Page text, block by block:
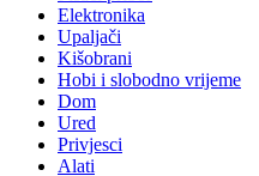
Elektronika
Upaljači
Kišobrani
Hobi i slobodno vrijeme
Dom
Ured
Privjesci
Alati